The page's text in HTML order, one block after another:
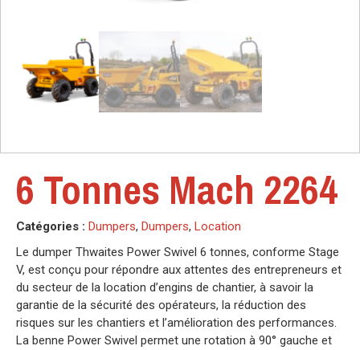
6 Tonnes Mach 2264
Catégories : Dumpers, Dumpers, Location
Le dumper Thwaites Power Swivel 6 tonnes, conforme Stage
V, est conçu pour répondre aux attentes des entrepreneurs et
du secteur de la location d’engins de chantier, à savoir la
garantie de la sécurité des opérateurs, la réduction des
risques sur les chantiers et l’amélioration des performances.
La benne Power Swivel permet une rotation à 90° gauche et